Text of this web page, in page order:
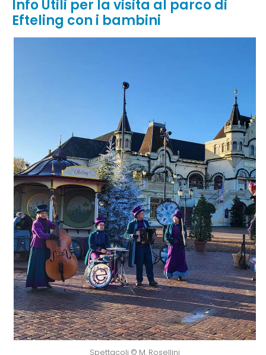
Info Utili per la visita al parco di
Efteling con i bambini
Spettacoli © M. Rosellini